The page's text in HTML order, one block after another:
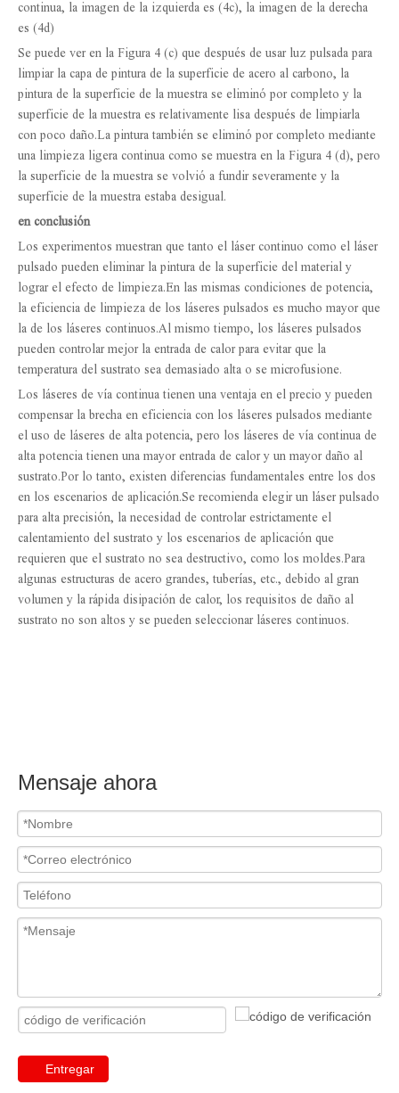
continua, la imagen de la izquierda es (4c), la imagen de la derecha
es (4d)
Se puede ver en la Figura 4 (c) que después de usar luz pulsada para
limpiar la capa de pintura de la superficie de acero al carbono, la
pintura de la superficie de la muestra se eliminó por completo y la
superficie de la muestra es relativamente lisa después de limpiarla
con poco daño.La pintura también se eliminó por completo mediante
una limpieza ligera continua como se muestra en la Figura 4 (d), pero
la superficie de la muestra se volvió a fundir severamente y la
superficie de la muestra estaba desigual.
en conclusión
Los experimentos muestran que tanto el láser continuo como el láser
pulsado pueden eliminar la pintura de la superficie del material y
lograr el efecto de limpieza.En las mismas condiciones de potencia,
la eficiencia de limpieza de los láseres pulsados ​​es mucho mayor que
la de los láseres continuos.Al mismo tiempo, los láseres pulsados ​​​​
pueden controlar mejor la entrada de calor para evitar que la
temperatura del sustrato sea demasiado alta o se microfusione.
Los láseres de vía continua tienen una ventaja en el precio y pueden
compensar la brecha en eficiencia con los láseres pulsados ​​mediante
el uso de láseres de alta potencia, pero los láseres de vía continua de
alta potencia tienen una mayor entrada de calor y un mayor daño al
sustrato.Por lo tanto, existen diferencias fundamentales entre los dos
en los escenarios de aplicación.Se recomienda elegir un láser pulsado
para alta precisión, la necesidad de controlar estrictamente el
calentamiento del sustrato y los escenarios de aplicación que
requieren que el sustrato no sea destructivo, como los moldes.Para
algunas estructuras de acero grandes, tuberías, etc., debido al gran
volumen y la rápida disipación de calor, los requisitos de daño al
sustrato no son altos y se pueden seleccionar láseres continuos.
Mensaje ahora
Entregar